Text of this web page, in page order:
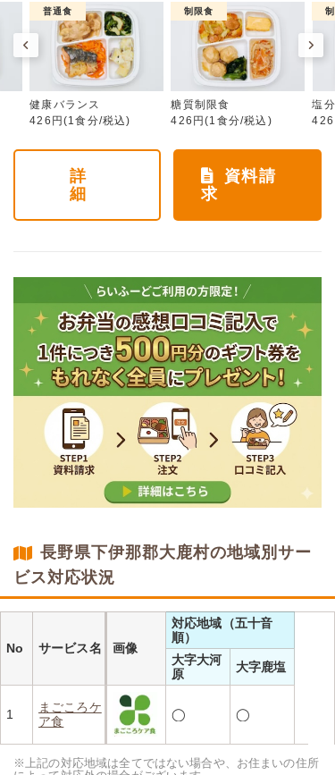
普通食
健康バランス
426円(1食分/税込)
制限食
糖質制限食
426円(1食分/税込)
塩
詳
細
資料請
求
長野県下伊那郡大鹿村の地域別サー
ビス対応状況
No サービス名 画像
対応地域（五十音
順）
大字大河
原
大字鹿塩
1
まごころケ
ア食
◯ ◯
※上記の対応地域は全てではない場合や、お住まいの住所